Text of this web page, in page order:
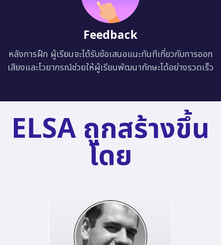
Feedback
หลังการฝึก ผู้เรียนจะได้รับข้อเสนอแนะทันทีเกี่ยวกับการออก
เสียงและไวยากรณ์ช่วยให้ผู้เรียนพัฒนาทักษะได้อย่างรวดเร็ว
ELSA ถูกสร้างขึ้น
โดย